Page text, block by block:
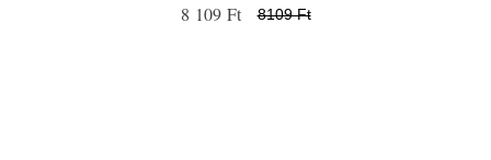
8 109 Ft 8109 Ft